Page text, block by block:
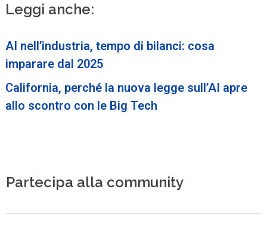
Leggi anche:
AI nell’industria, tempo di bilanci: cosa
imparare dal 2025
California, perché la nuova legge sull’AI apre
allo scontro con le Big Tech
Partecipa alla community